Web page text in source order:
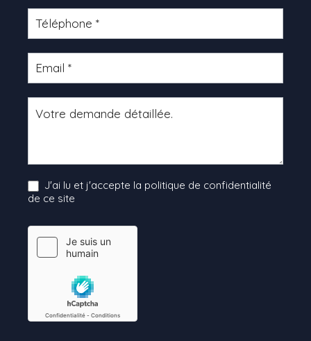
J'ai lu et j'accepte la politique de confidentialité
de ce site